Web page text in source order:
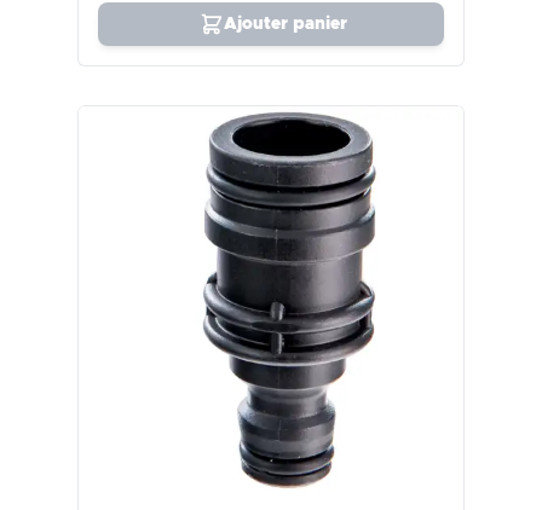
Ajouter panier